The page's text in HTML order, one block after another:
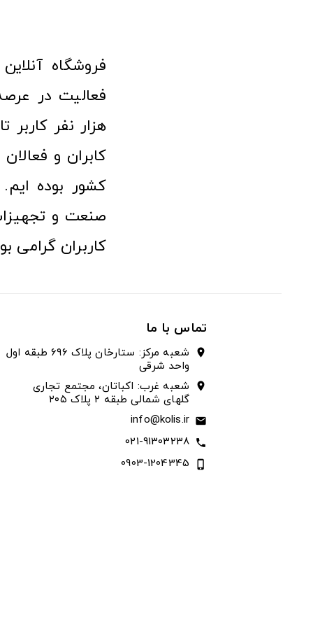
هزار نفر کاربر
کابران و
کشور بوده
صنعت و
کاربران گرامی
تماس با ما
location_on
شعبه مرکز: ستارخان پلاک ۶۹۶ طبقه اول
واحد شرقی
location_on
شعبه غرب: اکباتان، مجتمع تجاری
گلهای شمالی طبقه ۲ پلاک ۲۰۵
email
info@kolis.ir
call
021-91303238
phone_iphone
0903-1204345